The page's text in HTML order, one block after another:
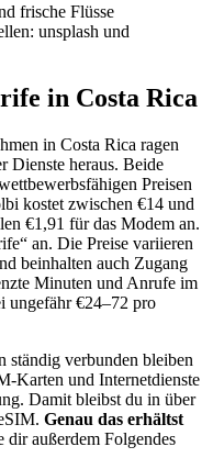
frische Flüsse
unsplash und
in Costa Rica
in Costa Rica ragen
Dienste heraus. Beide
Preisen
kostet zwischen €14 und
€1,91 für das Modem an.
an. Die Preise variieren
beinhalten auch Zugang
Minuten und Anrufe im
ungefähr €24–72 pro
ständig verbunden bleiben
Karten und Internetdienste
Damit bleibst du in über
Genau das erhältst
dir außerdem Folgendes